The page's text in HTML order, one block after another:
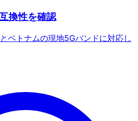
換性を確認
ベトナムの現地5Gバンドに対応し